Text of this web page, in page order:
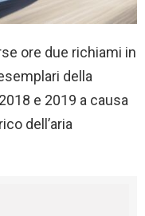
ore due richiami in
della
e 2019 a causa
dell’aria